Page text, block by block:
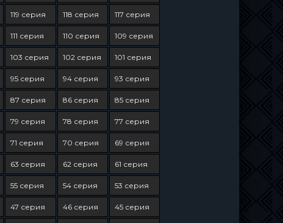
119 серия 118 серия 117 серия
111 серия 110 серия 109 серия
103 серия 102 серия 101 серия
95 серия 94 серия 93 серия
87 серия 86 серия 85 серия
79 серия 78 серия 77 серия
71 серия 70 серия 69 серия
63 серия 62 серия 61 серия
55 серия 54 серия 53 серия
47 серия 46 серия 45 серия